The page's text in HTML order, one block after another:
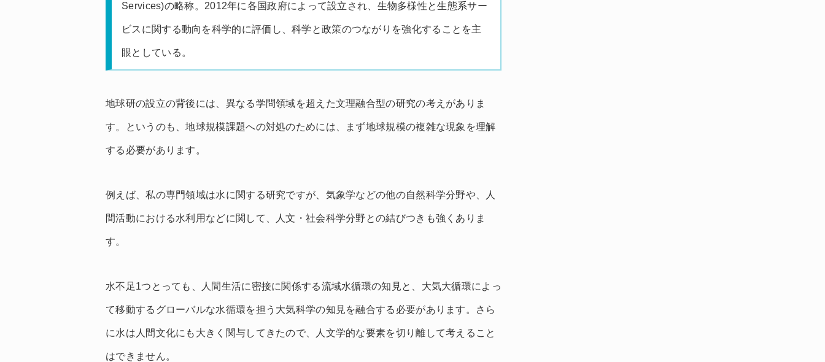
Services)の略称。2012年に各国政府によって設立され、生物多様性と生態系サー
ビスに関する動向を科学的に評価し、科学と政策のつながりを強化することを主
眼としている。
地球研の設立の背後には、異なる学問領域を超えた文理融合型の研究の考えがありま
す。というのも、地球規模課題への対処のためには、まず地球規模の複雑な現象を理解
する必要があります。
例えば、私の専門領域は水に関する研究ですが、気象学などの他の自然科学分野や、人
間活動における水利用などに関して、人文・社会科学分野との結びつきも強くありま
す。
水不足1つとっても、人間生活に密接に関係する流域水循環の知見と、大気大循環によっ
て移動するグローバルな水循環を担う大気科学の知見を融合する必要があります。さら
に水は人間文化にも大きく関与してきたので、人文学的な要素を切り離して考えること
はできません。